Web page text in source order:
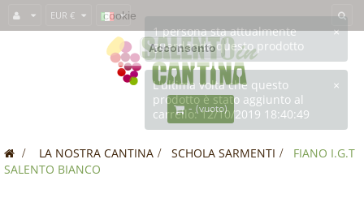
EUR €
-(vuoto)
> LA NOSTRA CANTINA > SCHOLA SARMENTI >
FIANO I.G.T
SALENTO BIANCO
Questo sito usa icookie per fornirti un'esperienza migliore. Se usi
SalentoInCantina, acconsenti all'utilizzo dei cookie.
Acconsento